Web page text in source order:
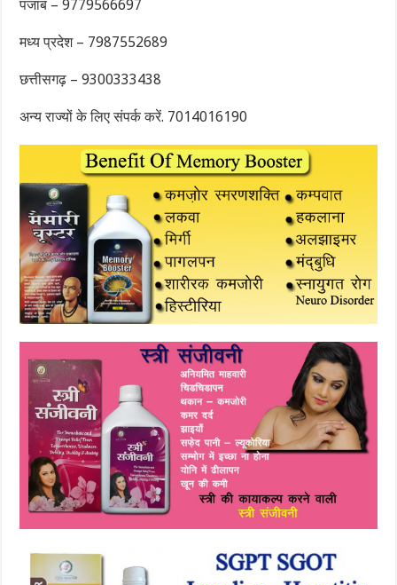
पंजाब – 9779566697
मध्य प्रदेश – 7987552689
छत्तीसगढ़ – 9300333438
अन्य राज्यों के लिए संपर्क करें. 7014016190